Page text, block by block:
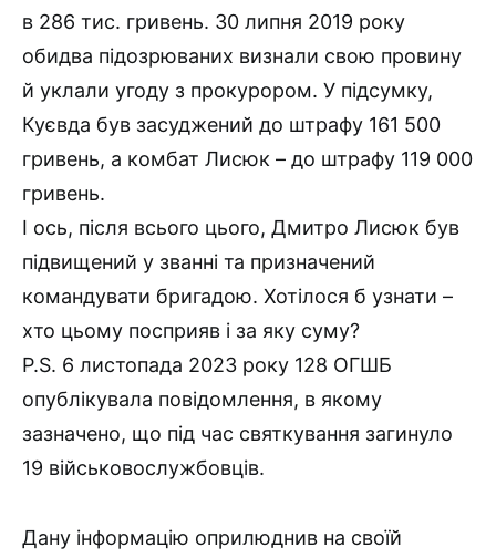
в 286 тис. гривень. 30 липня 2019 року
обидва підозрюваних визнали свою провину
й уклали угоду з прокурором. У підсумку,
Куєвда був засуджений до штрафу 161 500
гривень, а комбат Лисюк – до штрафу 119 000
гривень.
І ось, після всього цього, Дмитро Лисюк був
підвищений у званні та призначений
командувати бригадою. Хотілося б узнати –
хто цьому посприяв і за яку суму?
P.S. 6 листопада 2023 року 128 ОГШБ
опублікувала повідомлення, в якому
зазначено, що під час святкування загинуло
19 військовослужбовців.
Дану інформацію оприлюднив на своїй